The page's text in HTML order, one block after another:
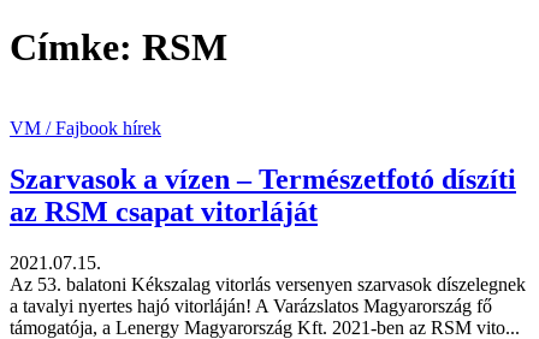
Címke: RSM
VM / Fajbook hírek
Szarvasok a vízen – Természetfotó díszíti
az RSM csapat vitorláját
2021.07.15.
Az 53. balatoni Kékszalag vitorlás versenyen szarvasok díszelegnek
a tavalyi nyertes hajó vitorláján! A Varázslatos Magyarország fő
támogatója, a Lenergy Magyarország Kft. 2021-ben az RSM vito...